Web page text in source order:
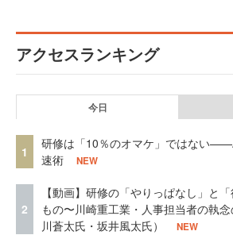
アクセスランキング
今日
1
研修は「10％のオマケ」ではない
速術
NEW
2
【動画】研修の「やりっぱなし」と
もの〜川崎重工業・人事担当者の執
川蒼太氏・坂井風太氏）
NEW